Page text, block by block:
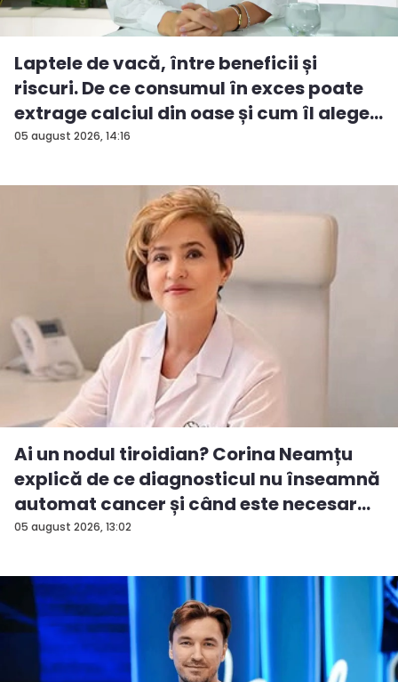
05 august 2026, 14:16
Laptele de vacă, între beneficii și
riscuri. De ce consumul în exces poate
extrage calciul din oase și cum îl alege...
05 august 2026, 13:02
Ai un nodul tiroidian? Corina Neamțu
explică de ce diagnosticul nu înseamnă
automat cancer și când este necesar...